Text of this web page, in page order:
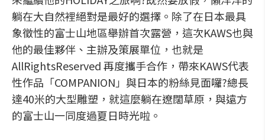
躺在大自然裡絕對是最好的選擇。除了在日本最具
象徵性的富士山地區舉辦首次露營，這次KAWS也與
他的最佳夥伴、主辦及策展單位，也就是
AllRightsReserved 再度攜手合作，帶來KAWS代表
性作品「COMPANION」與日本的粉絲見面囉?總長
達40米的大型雕塑，就這麼躺在遼闊草原，與遠方
的富士山一同度過夏日時光啦。